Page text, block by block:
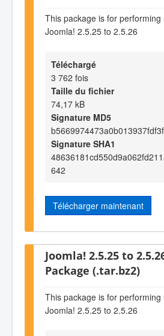
This package is for performing
Joomla! 2.5.25 to 2.5.26
Téléchargé
3 762 fois
Taille du fichier
74,17 kB
Signature MD5
Signature SHA1
642
Télécharger maintenant
Joomla! 2.5.25 to
Package (.tar.bz2)
This package is for performing
Joomla! 2.5.25 to 2.5.26